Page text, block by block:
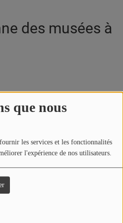
que nous
les services et les fonctionnalités
l'expérience de nos utilisateurs.
des musées à
St Marcel :
la représentation de l’homme
: